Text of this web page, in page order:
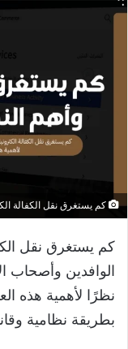
إلكترونيا
كم يستغرق نقل الكفالة
كم يستغرق نقل
الوافدين وأصحاب
نظرًا لأهمية هذه
بطريقة نظامية